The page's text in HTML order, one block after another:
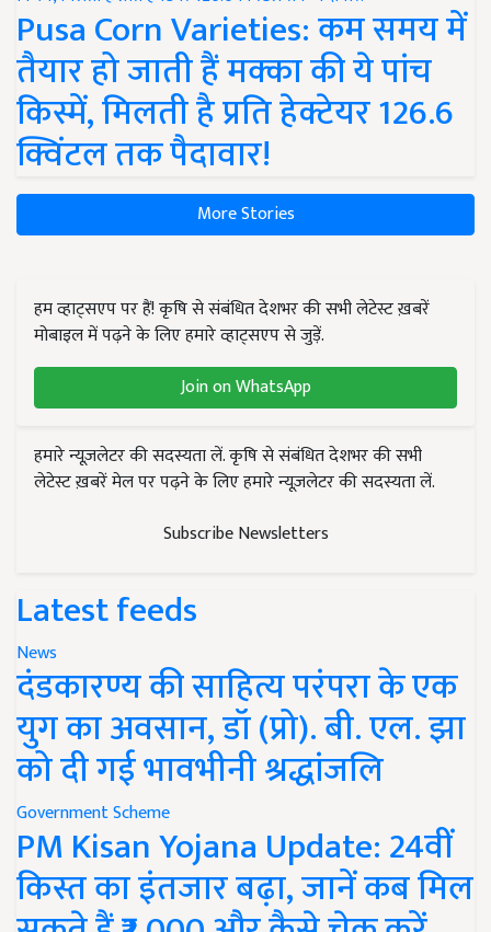
Pusa Corn Varieties: कम समय में
तैयार हो जाती हैं मक्का की ये पांच
किस्में, मिलती है प्रति हेक्टेयर 126.6
क्विंटल तक पैदावार!
More Stories
हम व्हाट्सएप पर हैं! कृषि से संबंधित देशभर की सभी लेटेस्ट ख़बरें
मोबाइल में पढ़ने के लिए हमारे व्हाट्सएप से जुड़ें.
Join on WhatsApp
हमारे न्यूज़लेटर की सदस्यता लें. कृषि से संबंधित देशभर की सभी
लेटेस्ट ख़बरें मेल पर पढ़ने के लिए हमारे न्यूज़लेटर की सदस्यता लें.
Subscribe Newsletters
Latest feeds
News
दंडकारण्य की साहित्य परंपरा के एक
युग का अवसान, डॉ (प्रो). बी. एल. झा
को दी गई भावभीनी श्रद्धांजलि
Government Scheme
PM Kisan Yojana Update: 24वीं
किस्त का इंतजार बढ़ा, जानें कब मिल